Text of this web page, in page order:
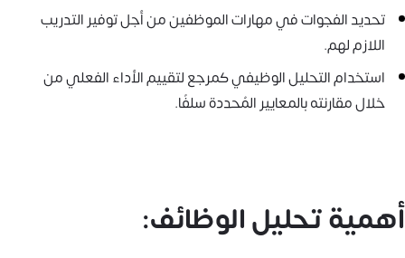
تحديد الفجوات في مهارات الموظفين من أجل توفير التدريب
اللازم لهم.
استخدام التحليل الوظيفي كمرجع لتقييم الأداء الفعلي من
خلال مقارنته بالمعايير المُحددة سلفًا.
أهمية تحليل الوظائف: